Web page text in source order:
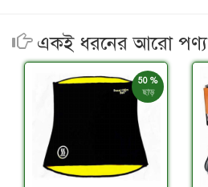
একই ধরনের আরো পণ্য
50 %
ছাড়